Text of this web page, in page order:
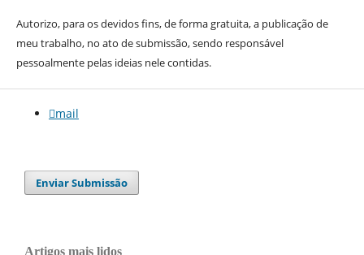
Autorizo, para os devidos fins, de forma gratuita, a publicação de
meu trabalho, no ato de submissão, sendo responsável
pessoalmente pelas ideias nele contidas.
mail
Enviar Submissão
Artigos mais lidos